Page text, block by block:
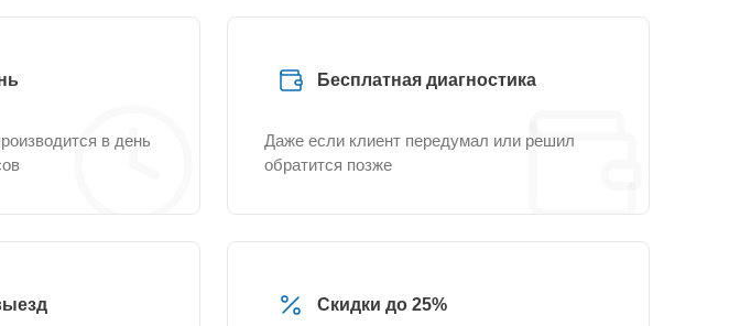
в день
Бесплатная диагностика
Даже если клиент передумал или решил
обратится позже
Скидки до 25%